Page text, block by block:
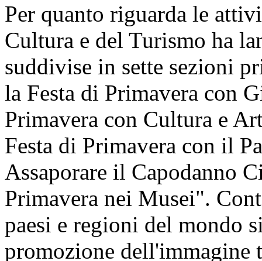
Per quanto riguarda le
Cultura e del Turismo ha
suddivise in sette sezioni
la Festa di Primavera con
Primavera con Cultura e
Festa di Primavera con il
Assaporare il Capodanno
Primavera nei Musei".
paesi e regioni del mondo
promozione dell'immagine